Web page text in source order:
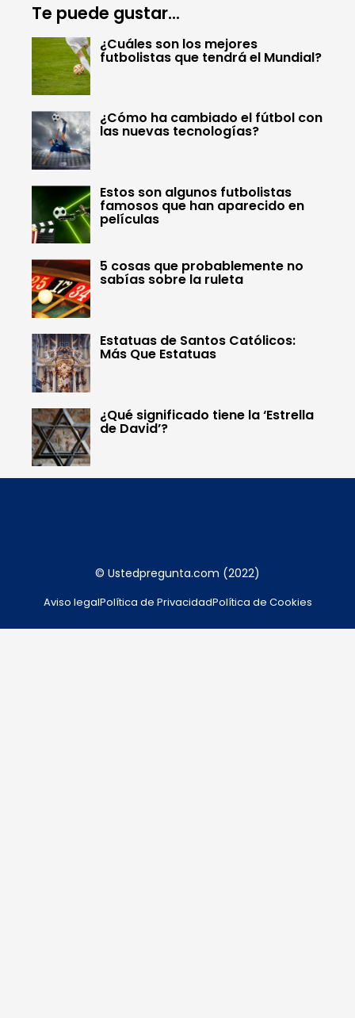
Te puede gustar...
¿Cuáles son los mejores
futbolistas que tendrá el Mundial?
¿Cómo ha cambiado el fútbol con
las nuevas tecnologías?
Estos son algunos futbolistas
famosos que han aparecido en
películas
5 cosas que probablemente no
sabías sobre la ruleta
Estatuas de Santos Católicos:
Más Que Estatuas
¿Qué significado tiene la ‘Estrella
de David’?
© Ustedpregunta.com (2022)
Aviso legalPolítica de PrivacidadPolítica de Cookies